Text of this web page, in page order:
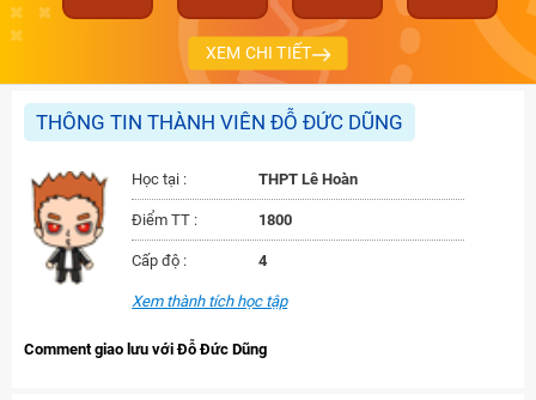
XEM CHI TIẾT
THÔNG TIN THÀNH VIÊN ĐỖ ĐỨC DŨNG
Học tại : THPT Lê Hoàn
Điểm TT : 1800
Cấp độ : 4
Xem thành tích học tập
Comment giao lưu với Đỗ Đức Dũng